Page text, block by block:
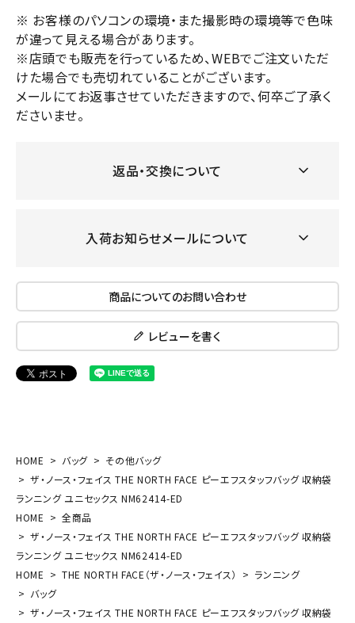
※ お客様のパソコンの環境・また撮影時の環境等で色味
が違って見える場合があります。
※店頭でも販売を行っているため、WEBでご注文いただ
けた場合でも売切れていることがございます。
メールにてお返事させていただきますので、何卒ご了承く
ださいませ。
返品・交換について
入荷お知らせメールについて
商品についてのお問い合わせ
レビューを書く
HOME バッグ
その他バッグ
ザ・ノース・フェイス THE NORTH FACE ピーエフスタッフバッグ 収納袋
ランニング ユニセックス NM62414-ED
HOME
全商品
ザ・ノース・フェイス THE NORTH FACE ピーエフスタッフバッグ 収納袋
ランニング ユニセックス NM62414-ED
HOME
THE NORTH FACE（ザ・ノース・フェイス）
ランニング
バッグ
ザ・ノース・フェイス THE NORTH FACE ピーエフスタッフバッグ 収納袋